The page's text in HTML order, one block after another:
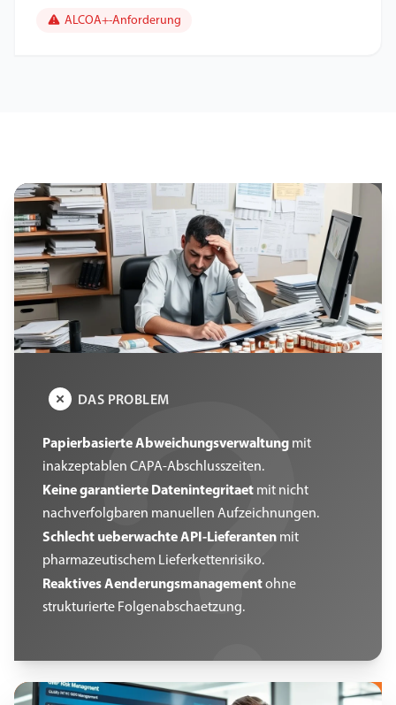
ALCOA+-Anforderung
DAS PROBLEM
Papierbasierte Abweichungsverwaltung mit
inakzeptablen CAPA-Abschlusszeiten.
Keine garantierte Datenintegritaet mit nicht
nachverfolgbaren manuellen Aufzeichnungen.
Schlecht ueberwachte API-Lieferanten mit
pharmazeutischem Lieferkettenrisiko.
Reaktives Aenderungsmanagementohne
strukturierte Folgenabschaetzung.